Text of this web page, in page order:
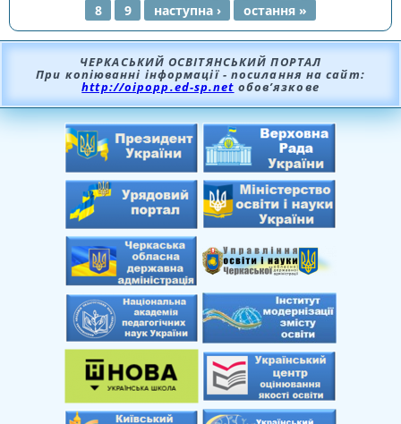
СТОРІНКИ
8
9 наступна › остання »
ЧЕРКАСЬКИЙ ОСВІТЯНСЬКИЙ ПОРТАЛ
При копіюванні інформації - посилання на сайт:
http://oipopp.ed-sp.net обов’язкове